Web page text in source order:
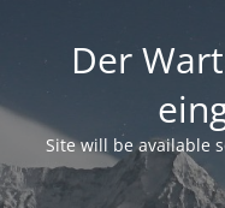
Der
Site will be available